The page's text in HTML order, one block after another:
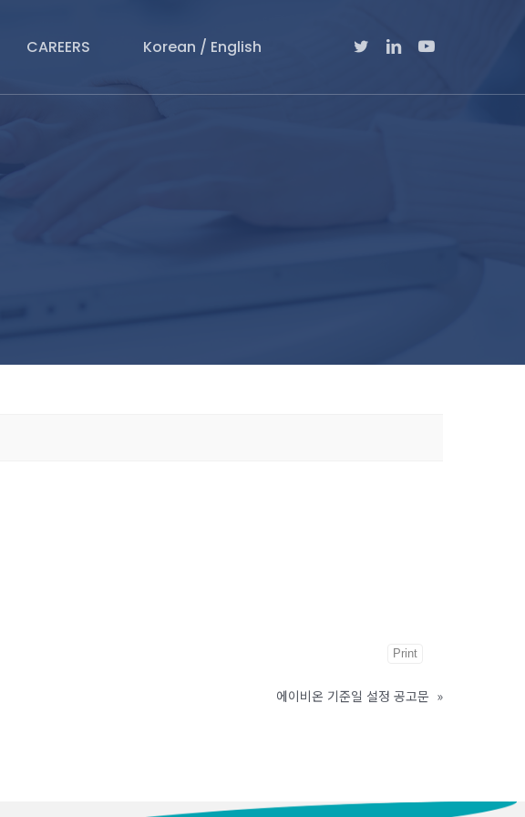
CAREERS Korean / English TwitterLinkedinYoutube
Print
에이비온 기준일 설정 공고문 »